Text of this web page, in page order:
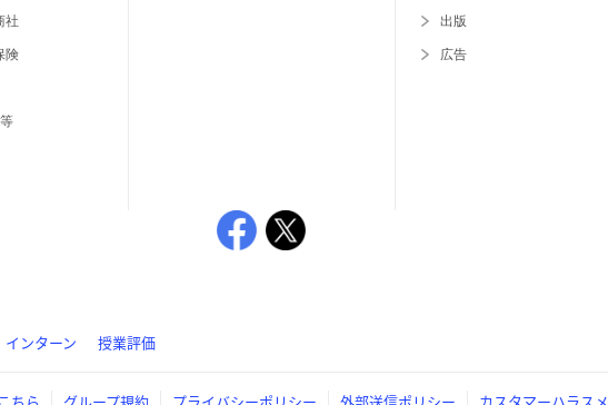
社
険
出版
広告
インターン 授業評価